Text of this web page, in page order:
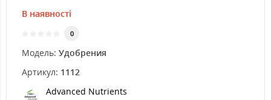
В наявності
0
Модель: Удобрения
Артикул: 1112
Advanced Nutrients